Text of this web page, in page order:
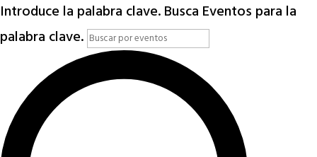
Introduce la palabra clave. Busca Eventos para la
palabra clave.